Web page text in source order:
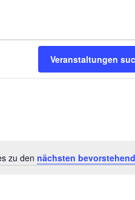
zu den nächsten
Veranstaltungen